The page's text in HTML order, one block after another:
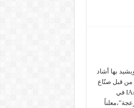
بها أشاد
من قبل صنّاع
السيارات الألمانية في كهربة السيارات في معرض IAA في